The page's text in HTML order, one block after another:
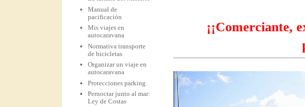
¡¡Comerciante,
Manual de
pacificación
Mis viajes en
autocaravana
Normativa transporte
de bicicletas
Organizar un viaje en
autocaravana
Protecciones parking
Pernoctar junto al mar:
Ley de Costas